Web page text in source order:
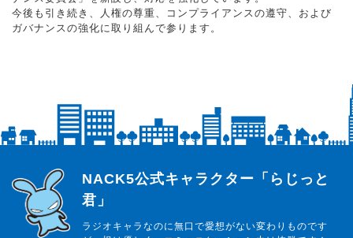
今後も引き続き、人権の尊重、コンプライアンスの遵守、および
ガバナンスの強化に取り組んで参ります。
らじっと君
NACK5公式キャラクター「らじっと
君」
ラジオキャラなのに無口で愛想がない変わりものです